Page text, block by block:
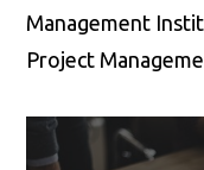
Management
Project